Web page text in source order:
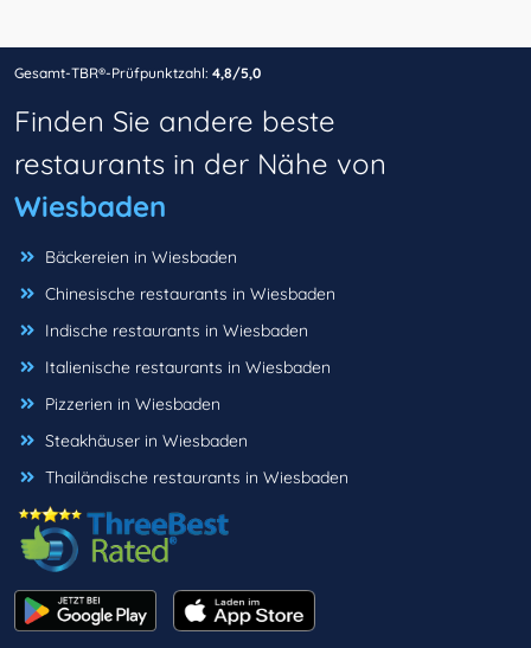
Gesamt-TBR®-Prüfpunktzahl: 4,8/5,0
Finden Sie andere beste
restaurants in der Nähe von
Wiesbaden
Bäckereien in Wiesbaden
Chinesische restaurants in Wiesbaden
Indische restaurants in Wiesbaden
Italienische restaurants in Wiesbaden
Pizzerien in Wiesbaden
Steakhäuser in Wiesbaden
Thailändische restaurants in Wiesbaden